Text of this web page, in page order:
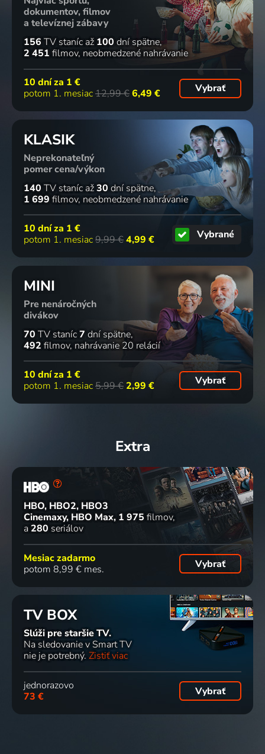
dokumentov, filmov
a televíznej zábavy
156 TV staníc až 100 dní spätne
2 451 filmov neobmedzené nahrávanie
10 dní za 1 €
potom 1. mesiac12,99 €6,49 € Vybrať
KLASIK
Neprekonateľný
pomer cena/výkon
140 TV staníc až30 dní spätne
1 699 filmov neobmedzené nahrávanie
10 dní za 1 €
potom 1. mesiac9,99 €4,99 € Vybrané
MINI
Pre nenáročných
divákov
70 TV staníc7 dní spätne
492 filmov nahrávanie 20 relácií
10 dní za 1 €
potom 1. mesiac5,99 € 2,99 € Vybrať
Extra
HBO, HBO2, HBO3
Cinemaxy, HBO Max 1 975 filmov
a 280 seriálov
Mesiac zadarmo
potom 8,99 € mes.
Vybrať
TV BOX
Slúži pre staršie TV.
Na sledovanie v Smart TV
nie je potrebný. Zistiť viac
jednorazovo
73 €
Vybrať